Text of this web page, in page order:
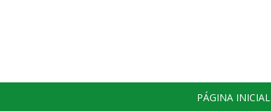
PÁGINA INICIAL